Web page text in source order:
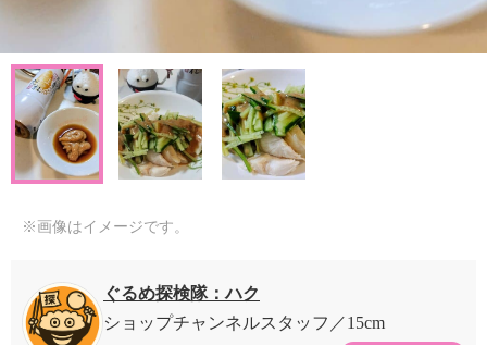
※画像はイメージです。
ぐるめ探検隊：ハク
ショップチャンネルスタッフ
15cm